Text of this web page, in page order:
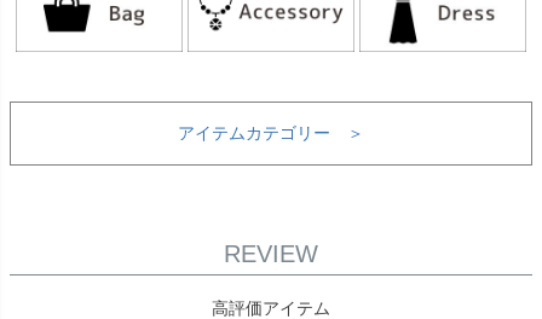
アイテムカテゴリー ＞
REVIEW
高評価アイテム